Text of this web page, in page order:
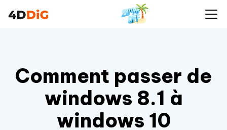
Comment passer de
windows 8.1 à
windows 10